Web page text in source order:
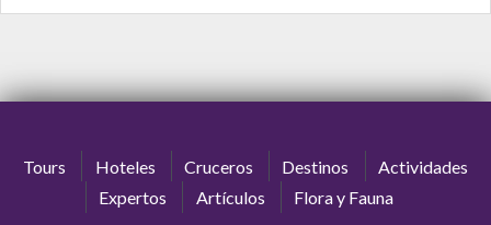
Tours Hoteles Cruceros Destinos
Actividades
Expertos
Artículos Flora y Fauna